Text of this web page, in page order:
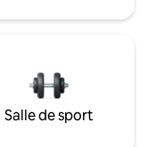
Salle de sport